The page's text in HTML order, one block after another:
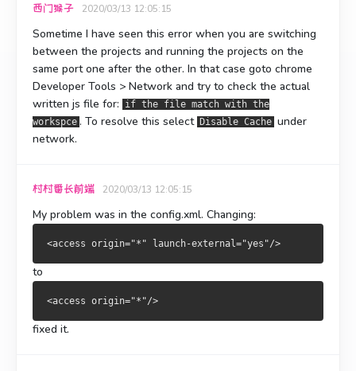
西门猴子 2020/03/13 12:05:15
Sometime I have seen this error when you are switching
between the projects and running the projects on the
same port one after the other. In that case goto chrome
Developer Tools > Network and try to check the actual
written js file for:
if the file match with the
workspce . To resolve this select Disable Cache under
network.
村村番长前端 2020/03/13 12:05:15
My problem was in the config.xml. Changing:
to
fixed it.